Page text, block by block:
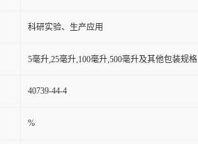
科研实验、生产应用
5毫升,25毫升,100毫升,500毫升及其他包装规格
40739-44-4
%